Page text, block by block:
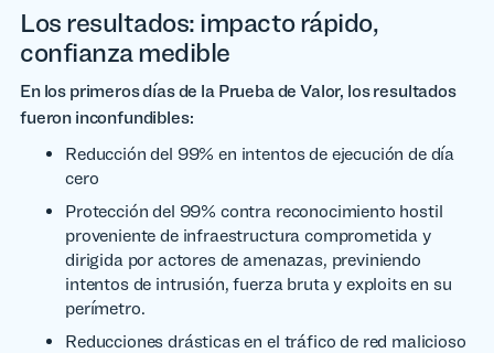
Los resultados: impacto rápido,
confianza medible
En los primeros días de la Prueba de Valor, los resultados
fueron inconfundibles:
Reducción del 99% en intentos de ejecución de día
cero
Protección del 99% contra reconocimiento hostil
proveniente de infraestructura comprometida y
dirigida por actores de amenazas, previniendo
intentos de intrusión, fuerza bruta y exploits en su
perímetro.
Reducciones drásticas en el tráfico de red malicioso